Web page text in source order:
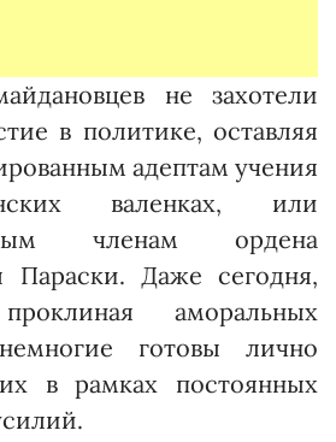
не захотели
в политике, оставляя
адептам учения
валенках, или
членам ордена
Параски. Даже сегодня,
аморальных
готовы лично
в рамках постоянных